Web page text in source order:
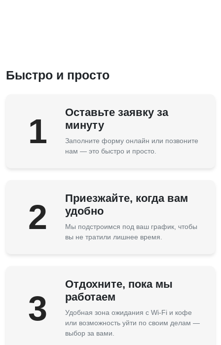
Быстро и просто
1
Оставьте заявку за
минуту
Заполните форму онлайн или позвоните
нам — это быстро и просто.
2
Приезжайте, когда вам
удобно
Мы подстроимся под ваш график, чтобы
вы не тратили лишнее время.
3
Отдохните, пока мы
работаем
Удобная зона ожидания с Wi-Fi и кофе
или возможность уйти по своим делам —
выбор за вами.